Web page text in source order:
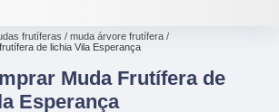
frutíferas
muda árvore frutífera
de lichia Vila Esperança
Muda Frutífera de
Esperança